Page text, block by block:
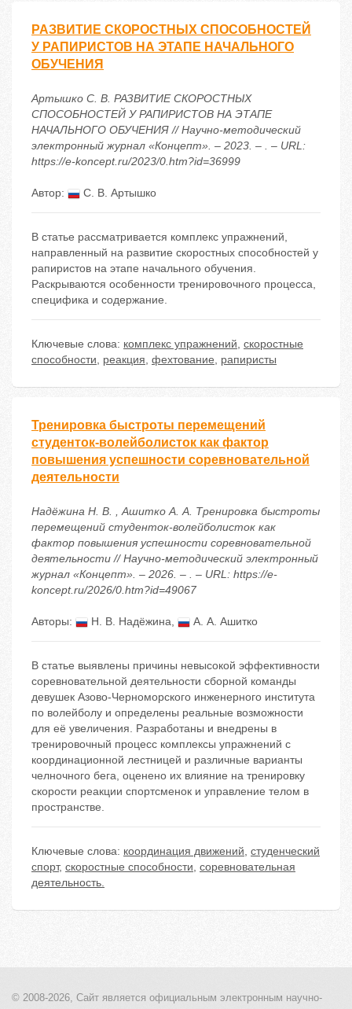
РАЗВИТИЕ СКОРОСТНЫХ СПОСОБНОСТЕЙ
У РАПИРИСТОВ НА ЭТАПЕ НАЧАЛЬНОГО
ОБУЧЕНИЯ
Артышко С. В. РАЗВИТИЕ СКОРОСТНЫХ
СПОСОБНОСТЕЙ У РАПИРИСТОВ НА ЭТАПЕ
НАЧАЛЬНОГО ОБУЧЕНИЯ // Научно-методический
электронный журнал «Концепт». – 2023. – . – URL:
https://e-koncept.ru/2023/0.htm?id=36999
Автор: С. В. Артышко
В статье рассматривается комплекс упражнений,
направленный на развитие скоростных способностей у
рапиристов на этапе начального обучения.
Раскрываются особенности тренировочного процесса,
специфика и содержание.
Ключевые слова: комплекс упражнений, скоростные
способности, реакция, фехтование, рапиристы
Тренировка быстроты перемещений
студенток-волейболисток как фактор
повышения успешности соревновательной
деятельности
Надёжина Н. В. , Ашитко А. А. Тренировка быстроты
перемещений студенток-волейболисток как
фактор повышения успешности соревновательной
деятельности // Научно-методический электронный
журнал «Концепт». – 2026. – . – URL: https://e-
koncept.ru/2026/0.htm?id=49067
Авторы: Н. В. Надёжина, А. А. Ашитко
В статье выявлены причины невысокой эффективности
соревновательной деятельности сборной команды
девушек Азово-Черноморского инженерного института
по волейболу и определены реальные возможности
для её увеличения. Разработаны и внедрены в
тренировочный процесс комплексы упражнений с
координационной лестницей и различные варианты
челночного бега, оценено их влияние на тренировку
скорости реакции спортсменок и управление телом в
пространстве.
Ключевые слова: координация движений, студенческий
спорт, скоростные способности, соревновательная
деятельность.
© 2008-2026, Сайт является официальным электронным научно-